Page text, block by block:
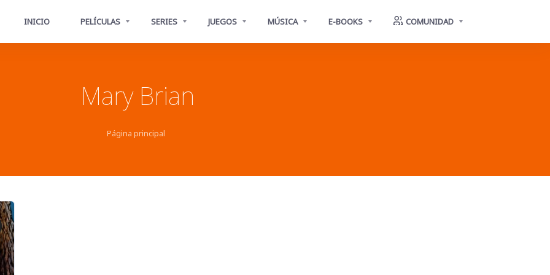
INICIO PELÍCULAS SERIES JUEGOS MÚSICA E-BOOKS COMUNIDAD
Mary Brian
Página principal